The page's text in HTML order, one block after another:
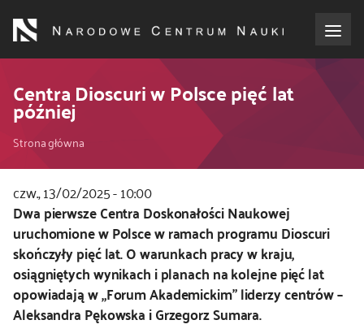
treści
dla wnioskodawców
dla realizujących projekty
dla ekspertów
efekty NCN
współpraca międzynarodowa
Centra Dioscuri w Polsce pięć lat
później
Ścieżka
nawigacyjna
Strona główna
czw., 13/02/2025 - 10:00
Kod
CSS
i
JS
Dwa pierwsze Centra Doskonałości Naukowej
uruchomione w Polsce w ramach programu Dioscuri
skończyły pięć lat. O warunkach pracy w kraju,
osiągniętych wynikach i planach na kolejne pięć lat
opowiadają w „Forum Akademickim” liderzy centrów –
Aleksandra Pękowska i Grzegorz Sumara.